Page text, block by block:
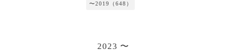
〜2019（648）
2023 〜